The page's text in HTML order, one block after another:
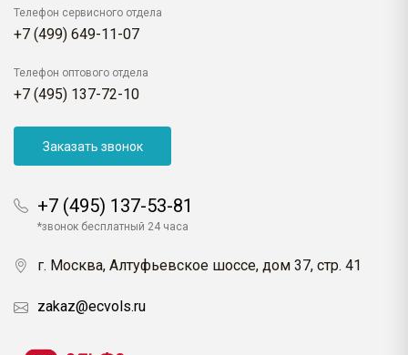
Телефон сервисного отдела
+7 (499) 649-11-07
Телефон оптового отдела
+7 (495) 137-72-10
Заказать звонок
+7 (495) 137-53-81
*звонок бесплатный 24 часа
г. Москва, Алтуфьевское шоссе, дом 37, стр. 41
zakaz@ecvols.ru